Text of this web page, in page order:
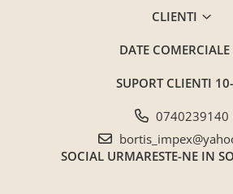
CLIENTI
DATE COMERCIALE
SUPORT CLIENTI
0740239140
SOCIAL URMARESTE-NE IN